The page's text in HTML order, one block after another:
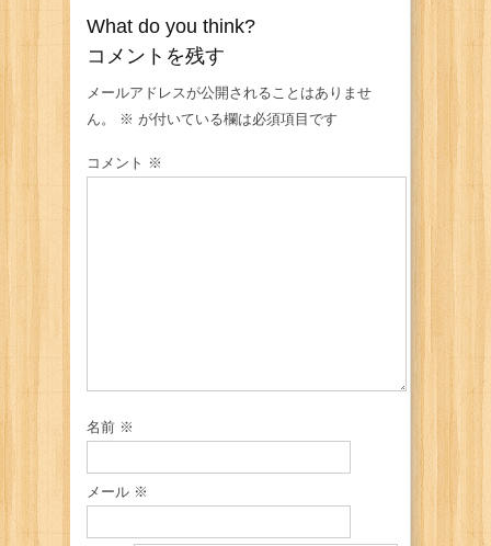
What do you think?
コメントを残す
メールアドレスが公開されることはありませ
ん。
※ が付いている欄は必須項目です
コメント ※
名前 ※
メール ※